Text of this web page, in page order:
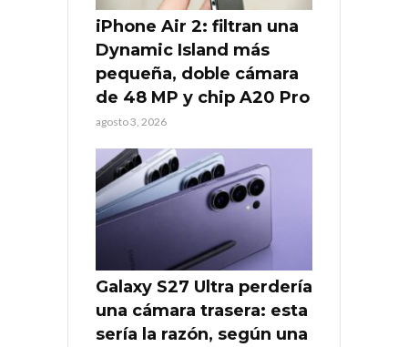
iPhone Air 2: filtran una
Dynamic Island más
pequeña, doble cámara
de 48 MP y chip A20 Pro
agosto 3, 2026
Galaxy S27 Ultra perdería
una cámara trasera: esta
sería la razón, según una